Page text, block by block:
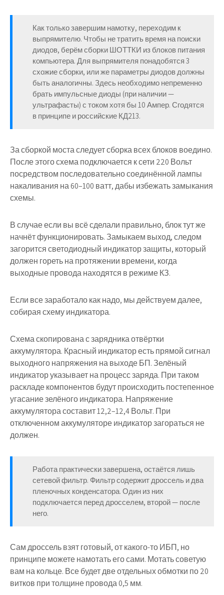
Как только завершим намотку, переходим к
выпрямителю. Чтобы не тратить время на поиски
диодов, берём сборки ШОТТКИ из блоков питания
компьютера. Для выпрямителя понадобятся 3
схожие сборки, или же параметры диодов должны
быть аналогичны. Здесь необходимо непременно
брать импульсные диоды (при наличии —
ультрафасты) с током хотя бы 10 Ампер. Сгодятся
в принципе и российские КД213.
За сборкой моста следует сборка всех блоков воедино.
После этого схема подключается к сети 220 Вольт
посредством последовательно соединённой лампы
накаливания на 60–100 ватт, дабы избежать замыкания
схемы.
В случае если вы всё сделали правильно, блок тут же
начнёт функционировать. Замыкаем выход, следом
загорится светодиодный индикатор защиты, который
должен гореть на протяжении времени, когда
выходные провода находятся в режиме КЗ.
Если все заработало как надо, мы действуем далее,
собирая схему индикатора.
Схема скопирована с зарядника отвёртки
аккумулятора. Красный индикатор есть прямой сигнал
выходного напряжения на выходе БП. Зелёный
индикатор указывает на процесс заряда. При таком
раскладе компонентов будут происходить постепенное
угасание зелёного индикатора. Напряжение
аккумулятора составит 12,2–12,4 Вольт. При
отключенном аккумуляторе индикатор загораться не
должен.
Работа практически завершена, остаётся лишь
сетевой фильтр. Фильтр содержит дроссель и два
пленочных конденсатора. Один из них
подключается перед дросселем, второй — после
него.
Сам дроссель взят готовый, от какого-то ИБП, но
принципе можете намотать его сами. Мотать советую
вам на кольце. Все будет две отдельных обмотки по 20
витков при толщине провода 0,5 мм.